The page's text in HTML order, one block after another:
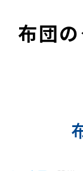
布団